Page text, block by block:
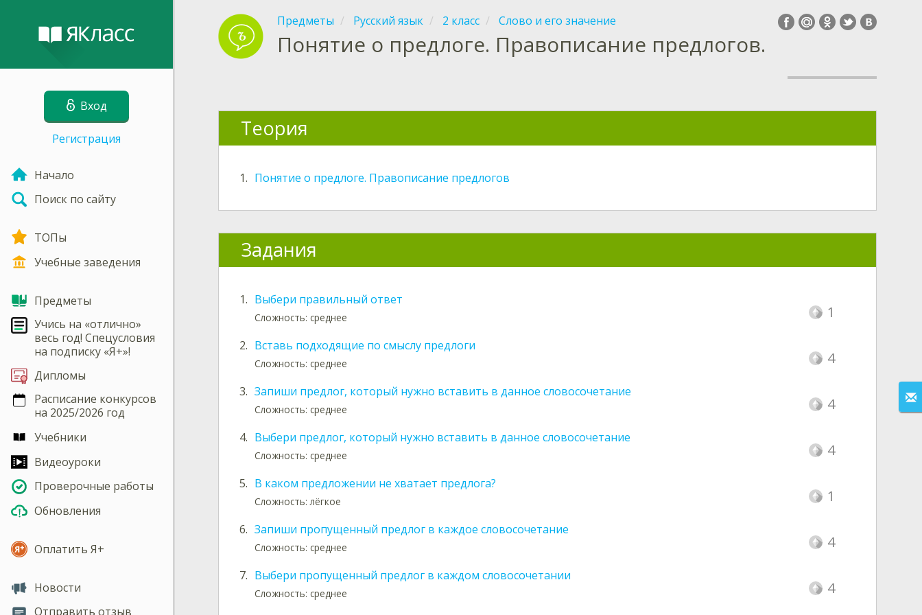
Вход
Регистрация
Начало
Поиск по сайту
ТОПы
Учебные заведения
Предметы
Учись на «отлично»
весь год! Спецусловия
на подписку «Я+»!
Дипломы
Расписание конкурсов
на 2025/2026 год
Учебники
Видеоуроки
Проверочные работы
Обновления
Оплатить Я+
Новости
Отправить отзыв
Предметы Русский язык 2 класс Слово и его значение
Понятие о предлоге. Правописание предлогов.
Теория
1. Понятие о предлоге. Правописание предлогов
Задания
1. Выбери правильный ответ
Сложность: среднее 1
2. Вставь подходящие по смыслу предлоги
Сложность: среднее 4
3. Запиши предлог, который нужно вставить в данное словосочетание
Сложность: среднее 4
4. Выбери предлог, который нужно вставить в данное словосочетание
Сложность: среднее 4
5. В каком предложении не хватает предлога?
Сложность: лёгкое 1
6. Запиши пропущенный предлог в каждое словосочетание
Сложность: среднее 4
7. Выбери пропущенный предлог в каждом словосочетании
Сложность: среднее 4